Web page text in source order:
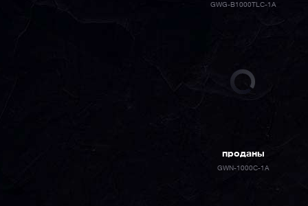
GWG-B1000TLC-1A
проданы
GWN-1000C-1A